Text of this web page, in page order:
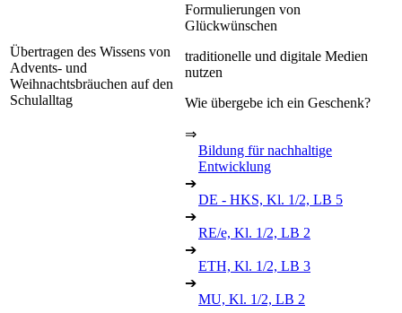
Übertragen des Wissens von
Advents- und
Weihnachtsbräuchen auf den
Schulalltag
Formulierungen von
Glückwünschen
traditionelle und digitale Medien
nutzen
Wie übergebe ich ein Geschenk?
⇒
Bildung für nachhaltige
Entwicklung
➔
DE - HKS, Kl. 1/2, LB 5
➔
RE/e, Kl. 1/2, LB 2
➔
ETH, Kl. 1/2, LB 3
➔
MU, Kl. 1/2, LB 2